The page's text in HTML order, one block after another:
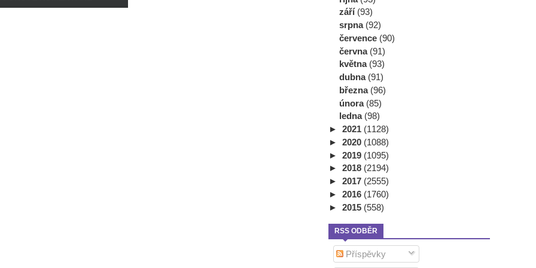
září (93)
srpna (92)
července (90)
června (91)
května (93)
dubna (91)
března (96)
února (85)
ledna (98)
► 2021 (1128)
► 2020 (1088)
► 2019 (1095)
► 2018 (2194)
► 2017 (2555)
► 2016 (1760)
► 2015 (558)
RSS ODBĚR
Příspěvky